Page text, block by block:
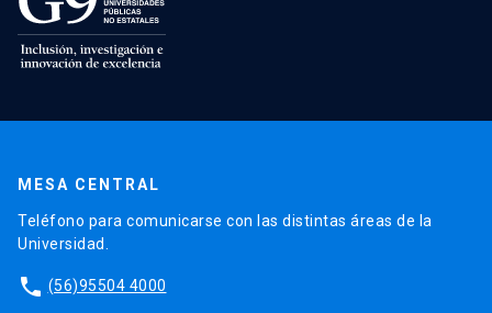
MESA CENTRAL
Teléfono para comunicarse con las distintas áreas de la
Universidad.
phone (56)95504 4000